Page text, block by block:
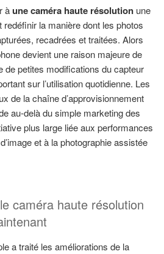
àune caméra haute résolution une
la manière dont les photos
recadrées et traitées. Alors
devient une raison majeure de
de petites modifications du capteur
sur l’utilisation quotidienne. Les
de la chaîne d’approvisionnement
au-delà du simple marketing des
plus large liée aux performances
et à la photographie assistée
caméra haute résolution
a traité les améliorations de la